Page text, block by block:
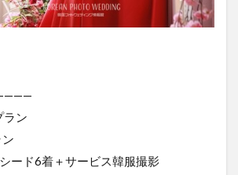
ラン
ード6着＋サービス韓服撮影